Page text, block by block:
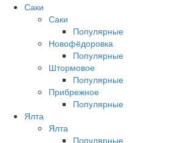
Саки
Саки
Популярные
Новофёдоровка
Популярные
Штормовое
Популярные
Прибрежное
Популярные
Ялта
Ялта
Популярные